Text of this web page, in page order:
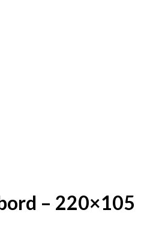
– 220×105